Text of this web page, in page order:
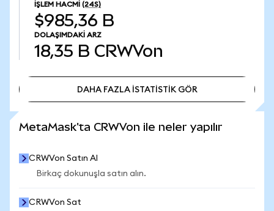
İŞLEM HACMI (24S)
$985,36 B
DOLAŞIMDAKI ARZ
18,35 B CRWVon
DAHA FAZLA İSTATİSTİK GÖR
MetaMask'ta CRWVon ile neler yapılır
CRWVon Satın Al
Birkaç dokunuşla satın alın.
CRWVon Sat